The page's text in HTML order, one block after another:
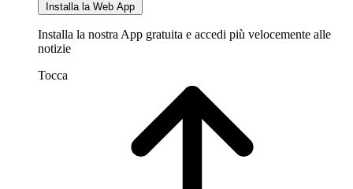
Installa la Web App
Installa la nostra App gratuita e accedi più velocemente alle
notizie
Tocca